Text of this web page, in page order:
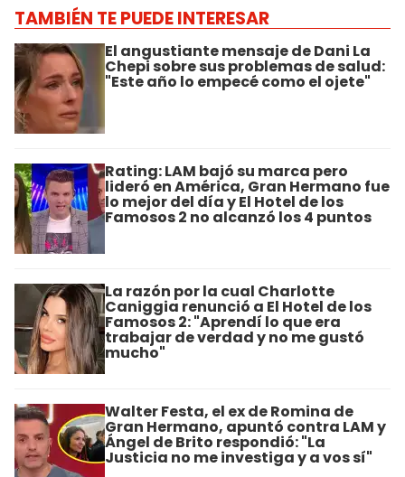
TAMBIÉN TE PUEDE INTERESAR
El angustiante mensaje de Dani La
Chepi sobre sus problemas de salud:
"Este año lo empecé como el ojete"
Rating: LAM bajó su marca pero
lideró en América, Gran Hermano fue
lo mejor del día y El Hotel de los
Famosos 2 no alcanzó los 4 puntos
La razón por la cual Charlotte
Caniggia renunció a El Hotel de los
Famosos 2: "Aprendí lo que era
trabajar de verdad y no me gustó
mucho"
Walter Festa, el ex de Romina de
Gran Hermano, apuntó contra LAM y
Ángel de Brito respondió: "La
Justicia no me investiga y a vos sí"